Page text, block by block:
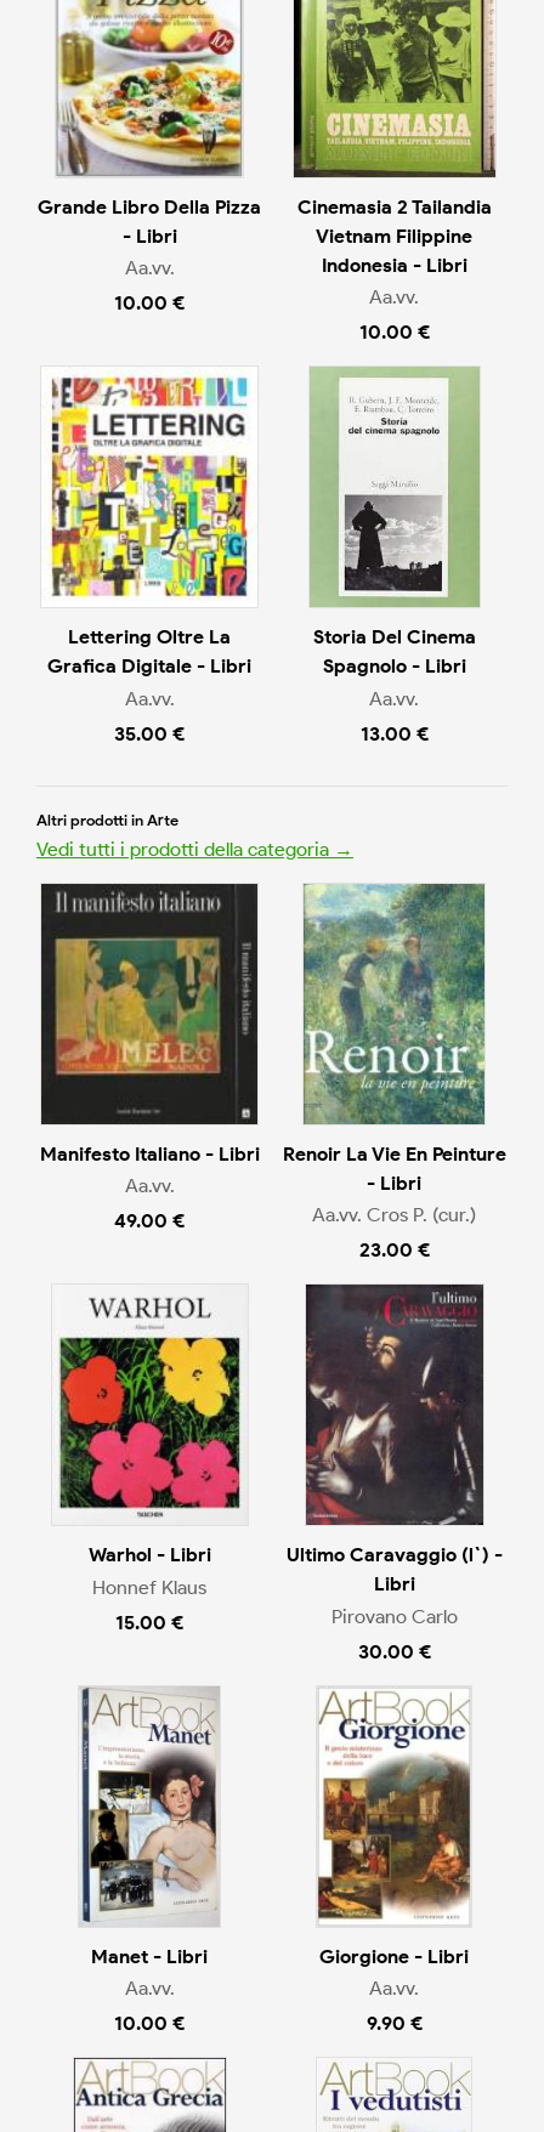
Grande Libro Della Pizza
- Libri
Aa.vv.
10.00 €
Cinemasia 2 Tailandia
Vietnam Filippine
Indonesia - Libri
Aa.vv.
10.00 €
Lettering Oltre La
Grafica Digitale - Libri
Aa.vv.
35.00 €
Storia Del Cinema
Spagnolo - Libri
Aa.vv.
13.00 €
Altri prodotti in Arte
Vedi tutti i prodotti della categoria →
Manifesto Italiano - Libri
Aa.vv.
49.00 €
Renoir La Vie En Peinture
- Libri
Aa.vv. Cros P. (cur.)
23.00 €
Warhol - Libri
Honnef Klaus
15.00 €
Ultimo Caravaggio (l`) -
Libri
Pirovano Carlo
30.00 €
Manet - Libri
Aa.vv.
10.00 €
Giorgione - Libri
Aa.vv.
9.90 €